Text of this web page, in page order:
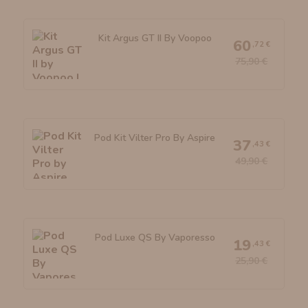
Kit Argus GT II By Voopoo
60 ,72 €
Pod Kit Vilter Pro By Aspire
37 ,43 €
Pod Luxe QS By Vaporesso
19 ,43 €